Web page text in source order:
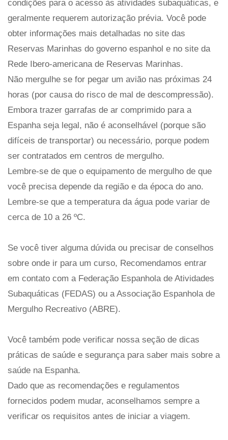
condições para o acesso às atividades subaquáticas, e
geralmente requerem autorização prévia. Você pode
obter informações mais detalhadas no site das
Reservas Marinhas do governo espanhol e no site da
Rede Ibero-americana de Reservas Marinhas.
Não mergulhe se for pegar um avião nas próximas 24
horas (por causa do risco de mal de descompressão).
Embora trazer garrafas de ar comprimido para a
Espanha seja legal, não é aconselhável (porque são
difíceis de transportar) ou necessário, porque podem
ser contratados em centros de mergulho.
Lembre-se de que o equipamento de mergulho de que
você precisa depende da região e da época do ano.
Lembre-se que a temperatura da água pode variar de
cerca de 10 a 26 ºC.
Se você tiver alguma dúvida ou precisar de conselhos
sobre onde ir para um curso, Recomendamos entrar
em contato com a Federação Espanhola de Atividades
Subaquáticas (FEDAS) ou a Associação Espanhola de
Mergulho Recreativo (ABRE).
Você também pode verificar nossa seção de dicas
práticas de saúde e segurança para saber mais sobre a
saúde na Espanha.
Dado que as recomendações e regulamentos
fornecidos podem mudar, aconselhamos sempre a
verificar os requisitos antes de iniciar a viagem.